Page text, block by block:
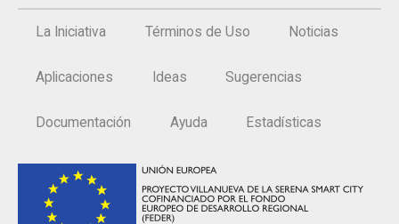
La Iniciativa Términos de Uso Noticias
Aplicaciones Ideas Sugerencias
Documentación Ayuda Estadísticas